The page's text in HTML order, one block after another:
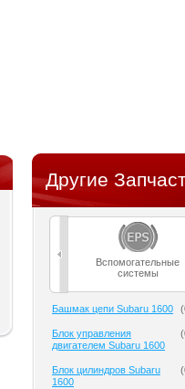
Другие
Вспомогательные
системы
Башмак цепи Subaru 1600 (
Блок управления
двигателем Subaru 1600
(
Блок цилиндров Subaru
1600
(